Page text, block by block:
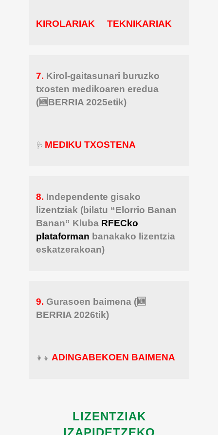
KIROLARIAK TEKNIKARIAK
7. Kirol-gaitasunari buruzko
txosten medikoaren eredua
(🆕BERRIA 2025etik)
🩺 MEDIKU TXOSTENA
8. Independente gisako
lizentziak (bilatu “Elorrio Banan
Banan” Kluba RFECko
plataforman banakako lizentzia
eskatzerakoan)
9. Gurasoen baimena (🆕
BERRIA 2026tik)
👩‍👦 ADINGABEKOEN BAIMENA
LIZENTZIAK
IZAPIDETZEKO